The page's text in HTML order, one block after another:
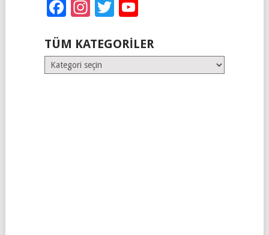
Facebook
Instagram
Twitter
TÜM KATEGORILER
Tüm
Kategoriler